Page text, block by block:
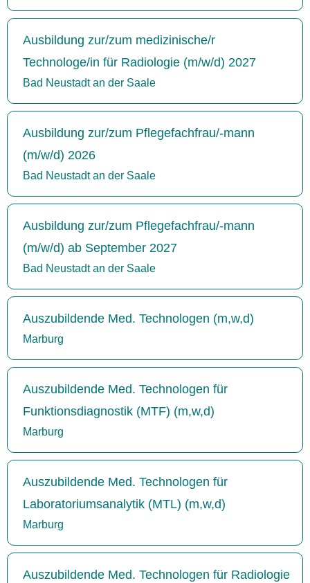
Ausbildung zur/zum medizinische/r
Technologe/in für Radiologie (m/w/d) 2027
Bad Neustadt an der Saale
Ausbildung zur/zum Pflegefachfrau/-mann
(m/w/d) 2026
Bad Neustadt an der Saale
Ausbildung zur/zum Pflegefachfrau/-mann
(m/w/d) ab September 2027
Bad Neustadt an der Saale
Auszubildende Med. Technologen (m,w,d)
Marburg
Auszubildende Med. Technologen für
Funktionsdiagnostik (MTF) (m,w,d)
Marburg
Auszubildende Med. Technologen für
Laboratoriumsanalytik (MTL) (m,w,d)
Marburg
Auszubildende Med. Technologen für Radiologie